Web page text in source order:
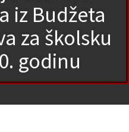
iz Budžeta
za školsku
godinu